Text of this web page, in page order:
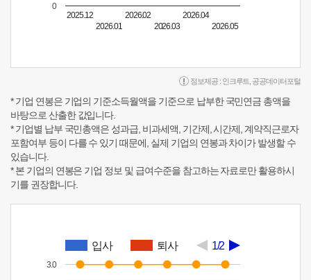
2025.12
2026.01
2026.02
2026.03
2026.04
2026.05
0
정보제공 : 인크루트 공공데이터포털
* 기업 연봉은 기업의 기준소득월액을 기준으로 납부한 국민연금 총액을
바탕으로 산출한 값입니다.
* 기업별 납부 국민총액은 성과급, 비과세액, 기간제, 시간제, 계약직근로자
포함여부 등이 다를 수 있기 때문에, 실제 기업의 연봉과 차이가 발생할 수
있습니다.
* 본 기업의 연봉은 기업 정보 및 급여수준을 참고하는 자료로만 활용하시
기를 권장합니다.
입사 퇴사 1/2
3.0